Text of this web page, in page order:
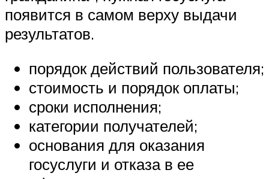
появится в самом верху выдачи
результатов.
порядок действий пользователя;
стоимость и порядок оплаты;
сроки исполнения;
категории получателей;
основания для оказания
госуслуги и отказа в ее